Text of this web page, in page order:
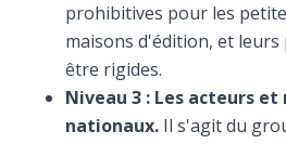
prohibitives pour les
maisons d'édition, et
être rigides.
Niveau 3 : Les acteurs
nationaux. Il s'agit du